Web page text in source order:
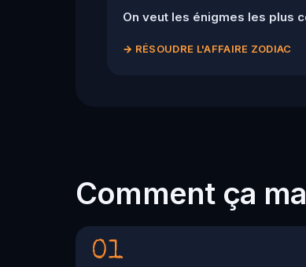
On veut les énigmes les plus
→ RÉSOUDRE L'AFFAIRE ZODIAC
Comment ça
01